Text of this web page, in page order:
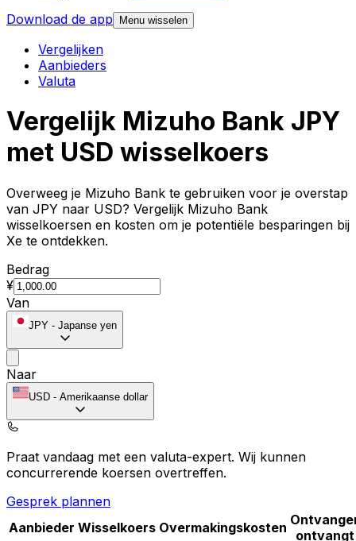
Download de app
Menu wisselen
Vergelijken
Aanbieders
Valuta
Vergelijk Mizuho Bank JPY
met USD wisselkoers
Overweeg je Mizuho Bank te gebruiken voor je overstap
van JPY naar USD? Vergelijk Mizuho Bank
wisselkoersen en kosten om je potentiële besparingen bij
Xe te ontdekken.
Bedrag
¥
Van
JPY - Japanse yen
Naar
USD - Amerikaanse dollar
Praat vandaag met een valuta-expert. Wij kunnen
concurrerende koersen overtreffen.
Gesprek plannen
Aanbieder Wisselkoers Overmakingskosten
ontvangt